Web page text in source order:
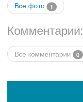
Все фото 1
Комментарии:
Все комментарии 0